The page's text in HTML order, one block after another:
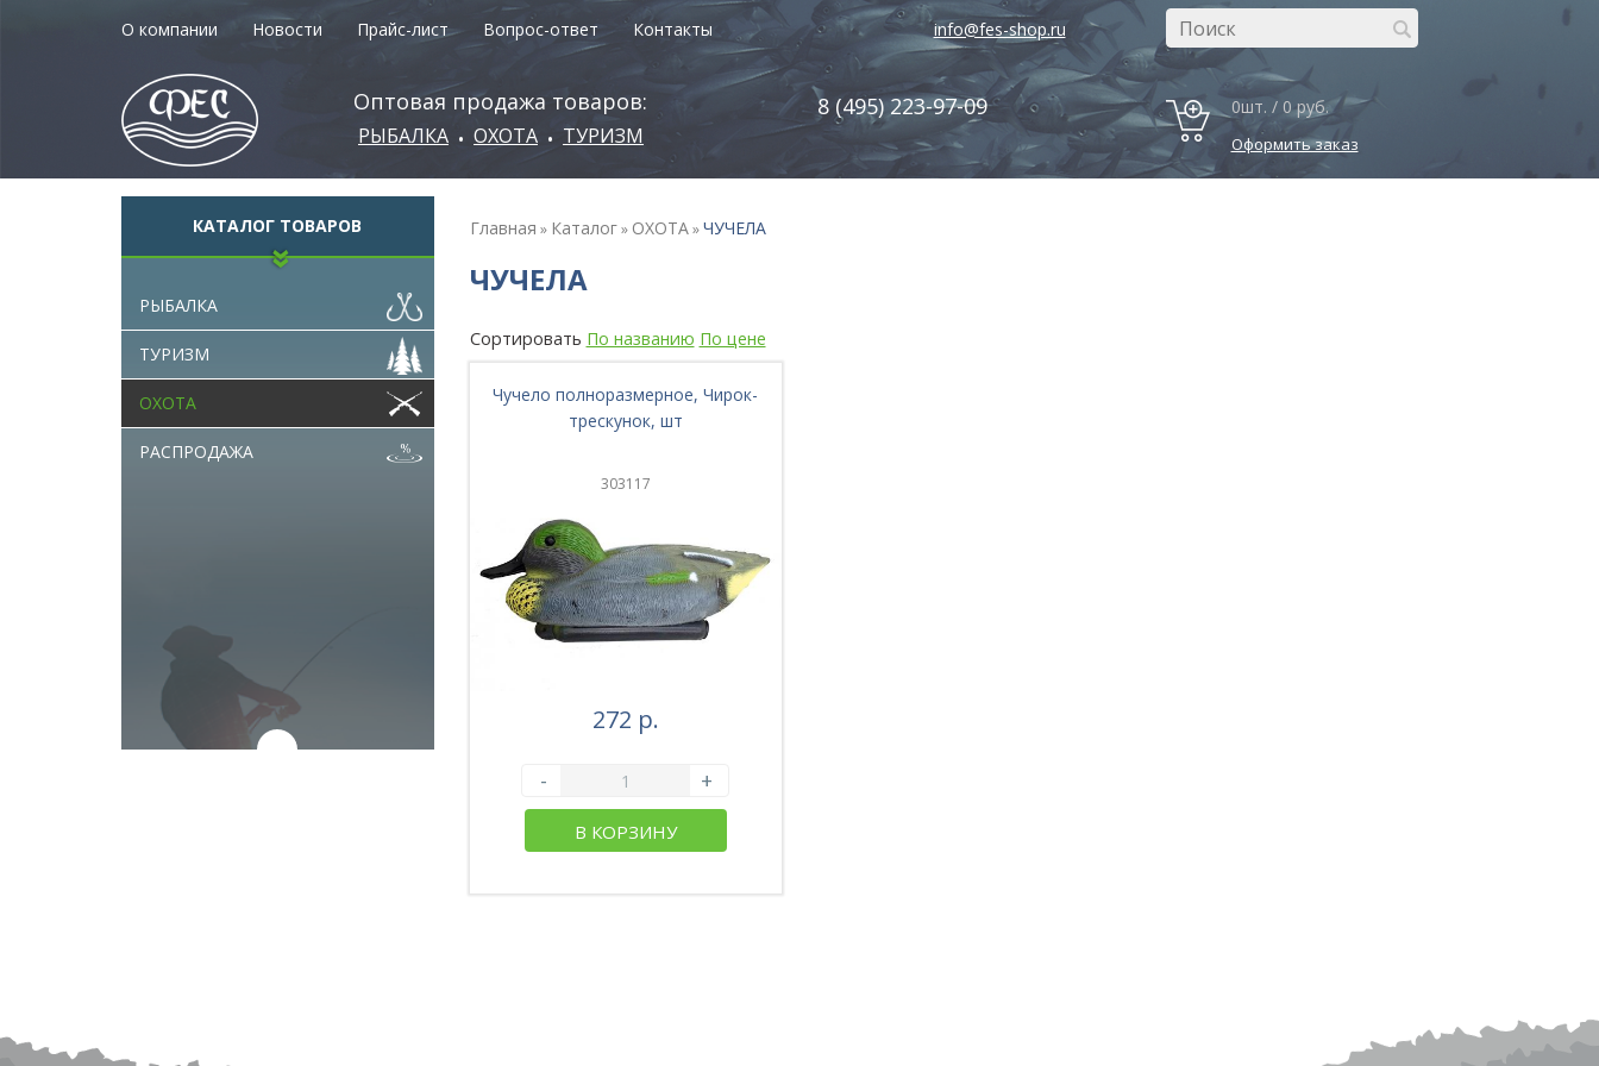
О компании Новости Прайс-лист Вопрос-ответ Контакты info@fes-shop.ru
Оптовая продажа товаров:
РЫБАЛКА • ОХОТА • ТУРИЗМ
8 (495) 223-97-09 0шт. / 0 руб.
Оформить заказ
КАТАЛОГ ТОВАРОВ
РЫБАЛКА
ТУРИЗМ
ОХОТА
РАСПРОДАЖА
Главная » Каталог» ОХОТА»ЧУЧЕЛА
ЧУЧЕЛА
Сортировать По названию По цене
Чучело полноразмерное, Чирок-
трескунок, шт
303117
272 р.
- +
В КОРЗИНУ